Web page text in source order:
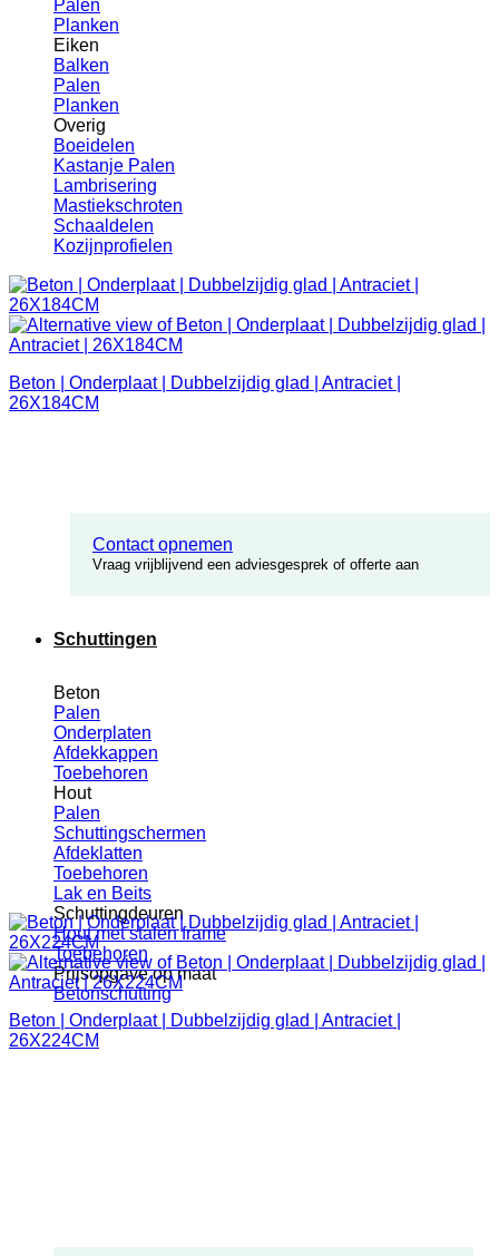
Palen
Planken
Eiken
Balken
Palen
Planken
Overig
Boeidelen
Kastanje Palen
Lambrisering
Mastiekschroten
Schaaldelen
Kozijnprofielen
Contact opnemen
Vraag vrijblijvend een adviesgesprek of offerte aan
Schuttingen
Beton
Palen
Onderplaten
Afdekkappen
Toebehoren
Hout
Palen
Schuttingschermen
Afdeklatten
Toebehoren
Lak en Beits
Schuttingdeuren
Hout met stalen frame
Toebehoren
Prijsopgave op maat
Betonschutting
Beton | Onderplaat | Dubbelzijdig glad | Antraciet |
26X184CM
Beton | Onderplaat | Dubbelzijdig glad | Antraciet |
26X224CM